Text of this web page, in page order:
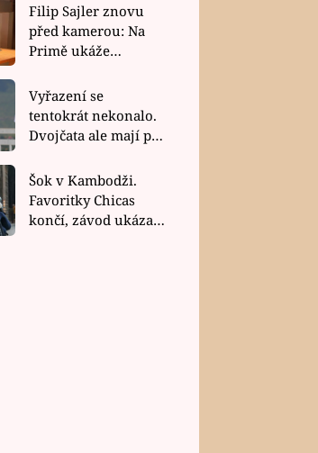
Filip Sajler znovu
před kamerou: Na
Primě ukáže
rychlé recepty
Vyřazení se
tentokrát nekonalo.
Dvojčata ale mají po
závodu nůž na krku
Šok v Kambodži.
Favoritky Chicas
končí, závod ukázal